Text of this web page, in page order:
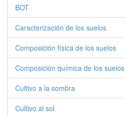
BOT
Caracterización de los suelos
Composición física de los suelos
Composición química de los suelos
Cultivo a la sombra
Cultivo al sol